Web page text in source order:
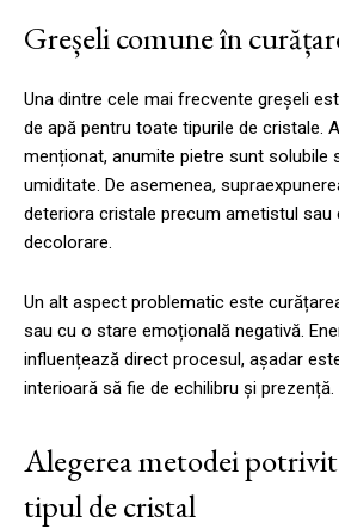
Greșeli comune în
Una dintre cele mai frecvente greșeli
de apă pentru toate tipurile de cristale.
menționat, anumite pietre sunt solubile
umiditate. De asemenea,
deteriora cristale precum ametistul sau
decolorare.
Un alt aspect problematic este
sau cu o stare emoțională negativă.
influențează direct procesul, așadar
interioară să fie de echilibru și prezență.
Alegerea metodei
tipul de cristal